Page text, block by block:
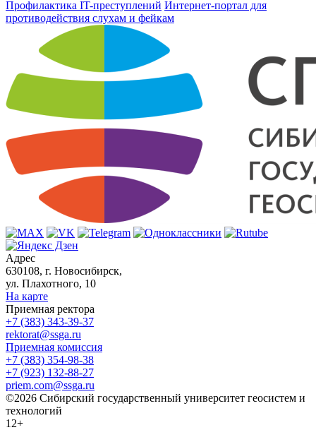
Профилактика IT-преступлений Интернет-портал для
противодействия слухам и фейкам
Адрес
630108, г. Новосибирск,
ул. Плахотного, 10
На карте
Приемная ректора
+7 (383) 343-39-37
rektorat@ssga.ru
Приемная комиссия
+7 (383) 354-98-38
+7 (923) 132-88-27
priem.com@ssga.ru
©2026 Сибирский государственный университет геосистем и
технологий
12+